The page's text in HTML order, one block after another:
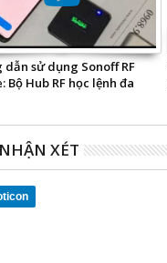
dẫn sử dụng Sonoff RF
Bộ Hub RF học lệnh đa
XÉT